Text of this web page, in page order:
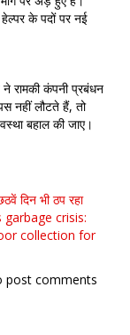
के पदों पर नई
रामकी कंपनी प्रबंधन
नहीं लौटते हैं, तो
बहाल की जाए।
दिन भी ठप रहा
garbage crisis:
collection for
post comments